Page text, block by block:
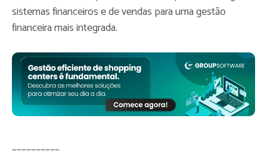
sistemas financeiros e de vendas para uma gestão
financeira mais integrada.
__________